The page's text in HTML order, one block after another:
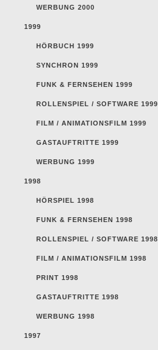
WERBUNG 2000
1999
HÖRBUCH 1999
SYNCHRON 1999
FUNK & FERNSEHEN 1999
ROLLENSPIEL / SOFTWARE 1999
FILM / ANIMATIONSFILM 1999
GASTAUFTRITTE 1999
WERBUNG 1999
1998
HÖRSPIEL 1998
FUNK & FERNSEHEN 1998
ROLLENSPIEL / SOFTWARE 1998
FILM / ANIMATIONSFILM 1998
PRINT 1998
GASTAUFTRITTE 1998
WERBUNG 1998
1997